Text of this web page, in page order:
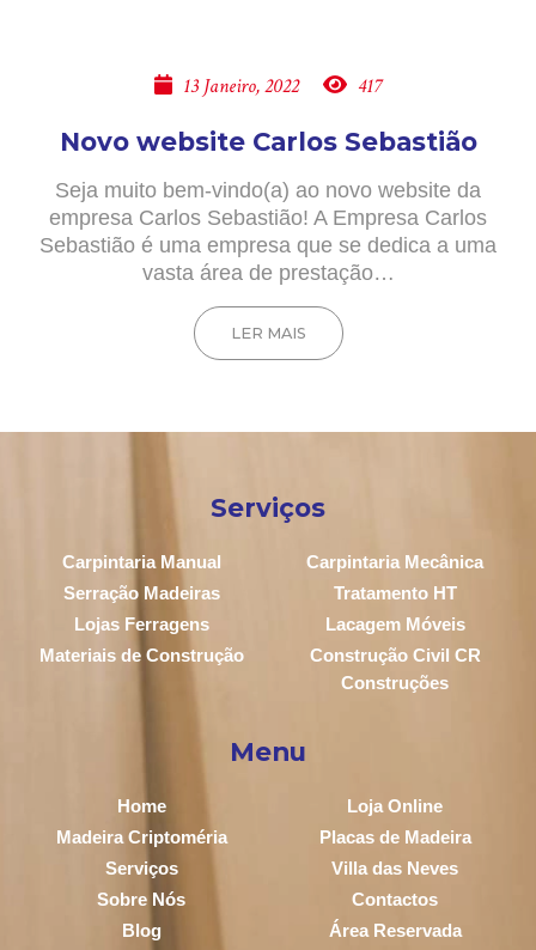
13 Janeiro, 2022 417
Novo website Carlos Sebastião
Seja muito bem-vindo(a) ao novo website da
empresa Carlos Sebastião! A Empresa Carlos
Sebastião é uma empresa que se dedica a uma
vasta área de prestação…
LER MAIS
Serviços
Carpintaria Manual
Carpintaria Mecânica
Serração Madeiras
Tratamento HT
Lojas Ferragens
Lacagem Móveis
Materiais de Construção
Construção Civil CR
Construções
Menu
Home
Loja Online
Madeira Criptoméria
Placas de Madeira
Serviços
Villa das Neves
Sobre Nós
Contactos
Blog
Área Reservada